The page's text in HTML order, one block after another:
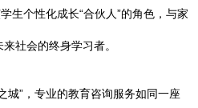
生个性化成长“合伙人”的角色，与家
社会的终身学习者。
城”，专业的教育咨询服务如同一座